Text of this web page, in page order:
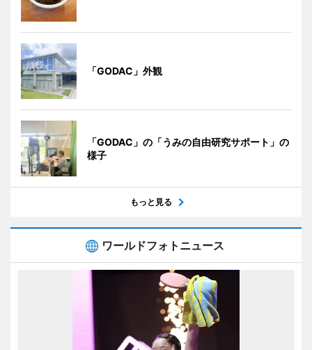
「GODAC」外観
「GODAC」の「うみの自由研究サポート」の
様子
もっと見る
ワールドフォトニュース